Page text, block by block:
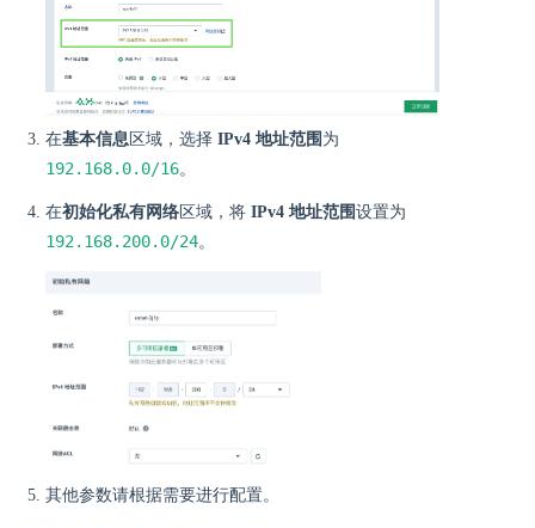
在基本信息 区域，选择 IPv4 地址范围 为
192.168.0.0/16。
在初始化私有网络 区域，将 IPv4 地址范围设置为
192.168.200.0/24。
其他参数请根据需要进行配置。